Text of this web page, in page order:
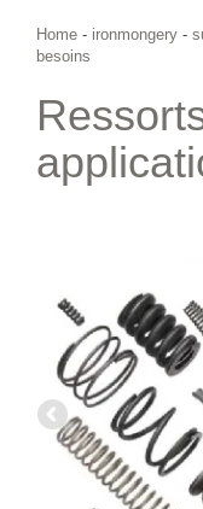
Home - ironmongery -
besoins